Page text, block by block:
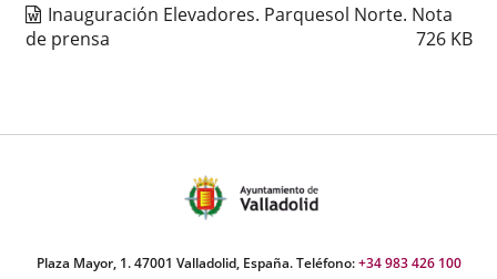
Inauguración Elevadores. Parquesol Norte. Nota
de prensa
726 KB
Plaza Mayor, 1. 47001 Valladolid, España. Teléfono:+34 983 426 100